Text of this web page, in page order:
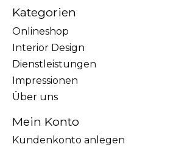
Kategorien
Onlineshop
Interior Design
Dienstleistungen
Impressionen
Über uns
Mein Konto
Kundenkonto anlegen